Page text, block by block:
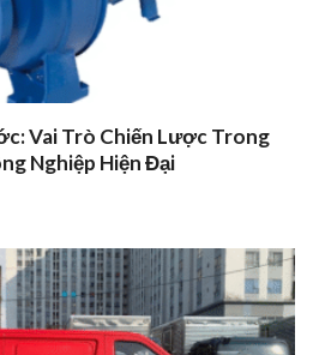
Vai Trò Chiến Lược Trong
Nghiệp Hiện Đại